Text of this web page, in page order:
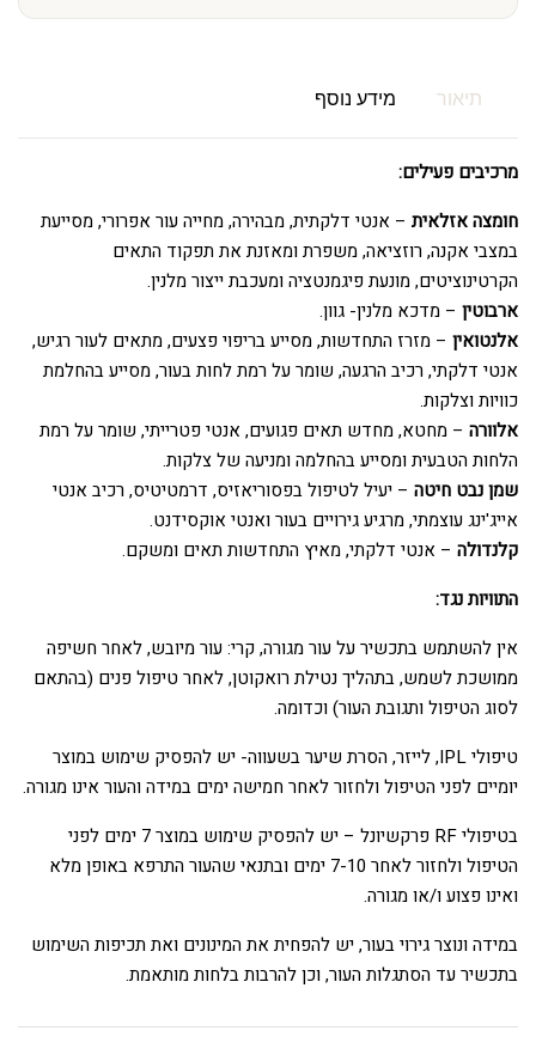
תיאור מידע נוסף
מרכיבים פעילים:
חומצה אזלאית – אנטי דלקתית, מבהירה, מחייה עור אפרורי, מסייעת
במצבי אקנה, רוזציאה, משפרת ומאזנת את תפקוד התאים
הקרטינוציטים, מונעת פיגמנטציה ומעכבת ייצור מלנין.
ארבוטין – מדכא מלנין- גוון.
אלנטואין – מזרז התחדשות, מסייע בריפוי פצעים, מתאים לעור רגיש,
אנטי דלקתי, רכיב הרגעה, שומר על רמת לחות בעור, מסייע בהחלמת
כוויות וצלקות.
אלוורה – מחטא, מחדש תאים פגועים, אנטי פטרייתי, שומר על רמת
הלחות הטבעית ומסייע בהחלמה ומניעה של צלקות.
שמן נבט חיטה – יעיל לטיפול בפסוריאזיס, דרמטיטיס, רכיב אנטי
אייג'ינג עוצמתי, מרגיע גירויים בעור ואנטי אוקסידנט.
קלנדולה – אנטי דלקתי, מאיץ התחדשות תאים ומשקם.
התוויות נגד:
אין להשתמש בתכשיר על עור מגורה, קרי: עור מיובש, לאחר חשיפה
ממושכת לשמש, בתהליך נטילת רואקוטן, לאחר טיפול פנים (בהתאם
לסוג הטיפול ותגובת העור) וכדומה.
טיפולי IPL, לייזר, הסרת שיער בשעווה- יש להפסיק שימוש במוצר
יומיים לפני הטיפול ולחזור לאחר חמישה ימים במידה והעור אינו מגורה.
בטיפולי RF פרקשיונל – יש להפסיק שימוש במוצר 7 ימים לפני
הטיפול ולחזור לאחר 7-10 ימים ובתנאי שהעור התרפא באופן מלא
ואינו פצוע ו/או מגורה.
במידה ונוצר גירוי בעור, יש להפחית את המינונים ואת תכיפות השימוש
בתכשיר עד הסתגלות העור, וכן להרבות בלחות מותאמת.